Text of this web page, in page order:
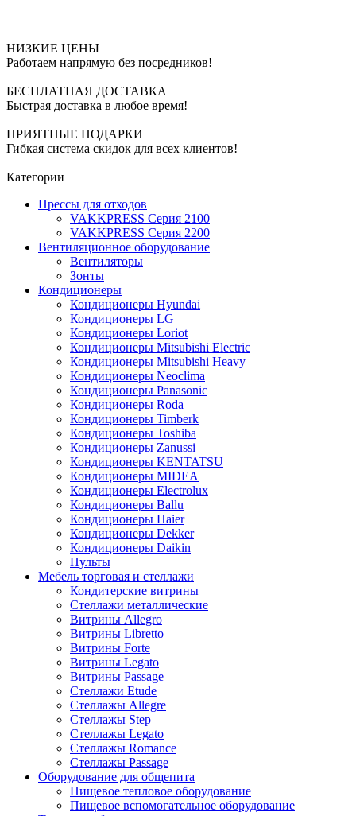
НИЗКИЕ ЦЕНЫ
Работаем напрямую без посредников!
БЕСПЛАТНАЯ ДОСТАВКА
Быстрая доставка в любое время!
ПРИЯТНЫЕ ПОДАРКИ
Гибкая система скидок для всех клиентов!
Категории
Прессы для отходов
VAKKPRESS Серия 2100
VAKKPRESS Серия 2200
Вентиляционное оборудование
Вентиляторы
Зонты
Кондиционеры
Кондиционеры Hyundai
Кондиционеры LG
Кондиционеры Loriot
Кондиционеры Mitsubishi Electric
Кондиционеры Mitsubishi Heavy
Кондиционеры Neoclima
Кондиционеры Panasonic
Кондиционеры Roda
Кондиционеры Timberk
Кондиционеры Toshiba
Кондиционеры Zanussi
Кондиционеры KENTATSU
Кондиционеры MIDEA
Кондиционеры Electrolux
Кондиционеры Ballu
Кондиционеры Haier
Кондиционеры Dekker
Кондиционеры Daikin
Пульты
Мебель торговая и стеллажи
Кондитерские витрины
Стеллажи металлические
Витрины Allegro
Витрины Libretto
Витрины Forte
Витрины Legato
Витрины Passage
Стеллажи Etude
Стеллажы Allegre
Стеллажы Step
Стеллажы Legato
Стеллажы Romance
Стеллажы Passage
Оборудование для общепита
Пищевое тепловое оборудование
Пищевое вспомогательное оборудование